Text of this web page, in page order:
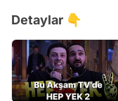
Detaylar 👇